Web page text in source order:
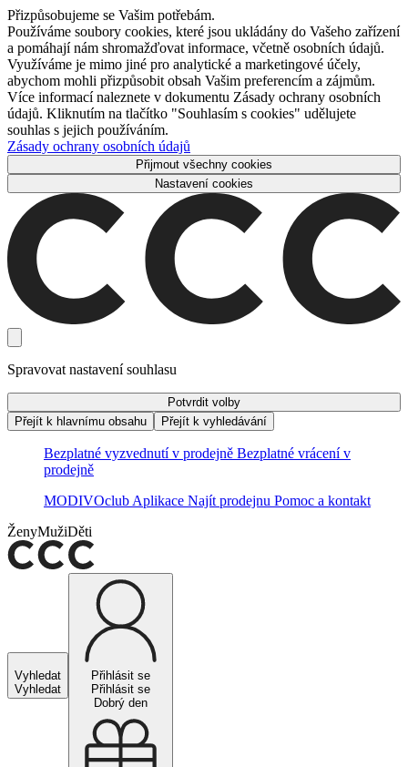
Přizpůsobujeme se Vašim potřebám.
Používáme soubory cookies, které jsou ukládány do Vašeho zařízení
a pomáhají nám shromažďovat informace, včetně osobních údajů.
Využíváme je mimo jiné pro analytické a marketingové účely,
abychom mohli přizpůsobit obsah Vašim preferencím a zájmům.
Více informací naleznete v dokumentu Zásady ochrany osobních
údajů. Kliknutím na tlačítko "Souhlasím s cookies" udělujete
souhlas s jejich používáním.
Zásady ochrany osobních údajů
Přijmout všechny cookies
Nastavení cookies
Spravovat nastavení souhlasu
Potvrdit volby
Přejít k hlavnímu obsahu
Přejít k vyhledávání
Bezplatné vyzvednutí v prodejně Bezplatné vrácení v
prodejně
MODIVOclub Aplikace Najít prodejnu Pomoc a kontakt
ŽenyMužiDěti
Vyhledat
Vyhledat
Přihlásit se
Přihlásit se
Dobrý den